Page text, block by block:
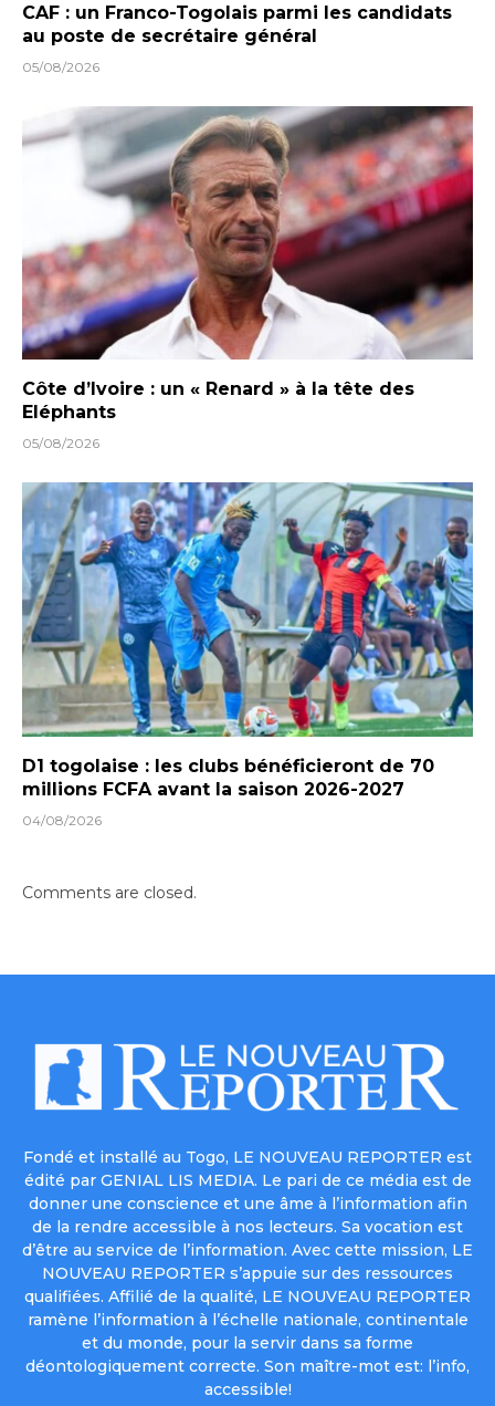
CAF : un Franco-Togolais parmi les candidats
au poste de secrétaire général
05/08/2026
Côte d’Ivoire : un « Renard » à la tête des
Eléphants
05/08/2026
D1 togolaise : les clubs bénéficieront de 70
millions FCFA avant la saison 2026-2027
04/08/2026
Comments are closed.
Fondé et installé au Togo, LE NOUVEAU REPORTER est
édité par GENIAL LIS MEDIA. Le pari de ce média est de
donner une conscience et une âme à l’information afin
de la rendre accessible à nos lecteurs. Sa vocation est
d’être au service de l’information. Avec cette mission, LE
NOUVEAU REPORTER s’appuie sur des ressources
qualifiées. Affilié de la qualité, LE NOUVEAU REPORTER
ramène l’information à l’échelle nationale, continentale
et du monde, pour la servir dans sa forme
déontologiquement correcte. Son maître-mot est: l’info,
accessible!